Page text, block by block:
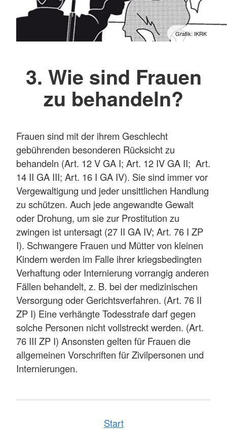
Grafik: IKRK
3. Wie sind Frauen
zu behandeln?
Frauen sind mit der ihrem Geschlecht
gebührenden besonderen Rücksicht zu
behandeln (Art. 12 V GA I; Art. 12 IV GA II; Art.
14 II GA III; Art. 16 I GA IV). Sie sind immer vor
Vergewaltigung und jeder unsittlichen Handlung
zu schützen. Auch jede angewandte Gewalt
oder Drohung, um sie zur Prostitution zu
zwingen ist untersagt (27 II GA IV; Art. 76 I ZP
I). Schwangere Frauen und Mütter von kleinen
Kindern werden im Falle ihrer kriegsbedingten
Verhaftung oder Internierung vorrangig anderen
Fällen behandelt, z. B. bei der medizinischen
Versorgung oder Gerichtsverfahren. (Art. 76 II
ZP I) Eine verhängte Todesstrafe darf gegen
solche Personen nicht vollstreckt werden. (Art.
76 III ZP I) Ansonsten gelten für Frauen die
allgemeinen Vorschriften für Zivilpersonen und
Internierungen.
Start